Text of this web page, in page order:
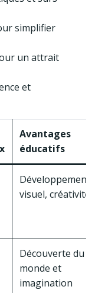
simplifier
un attrait
et
Avantages
éducatifs
Développement
visuel, créativité
Découverte du
monde et
imagination